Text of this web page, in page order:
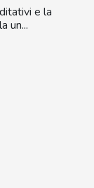
e la
un...